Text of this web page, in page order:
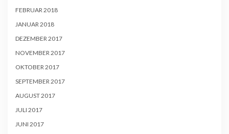
FEBRUAR 2018
JANUAR 2018
DEZEMBER 2017
NOVEMBER 2017
OKTOBER 2017
SEPTEMBER 2017
AUGUST 2017
JULI 2017
JUNI 2017